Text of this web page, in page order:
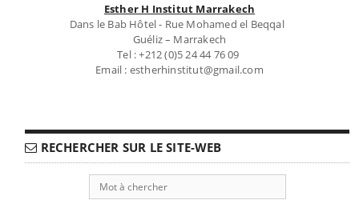
Esther H Institut Marrakech
Dans le Bab Hôtel - Rue Mohamed el Beqqal
Guéliz – Marrakech
Tel : +212 (0)5 24 44 76 09
Email : estherhinstitut@gmail.com
RECHERCHER SUR LE SITE-WEB